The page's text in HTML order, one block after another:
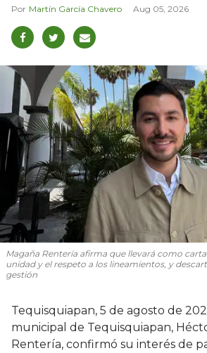
Martín García Chavero Aug 05, 2026
Magaña Rentería afirma que llevará como
unidad y el respeto a los lineamientos, y
gestión
Tequisquiapan, 5 de agosto de
municipal de Tequisquiapan,
Rentería, confirmó su interés de